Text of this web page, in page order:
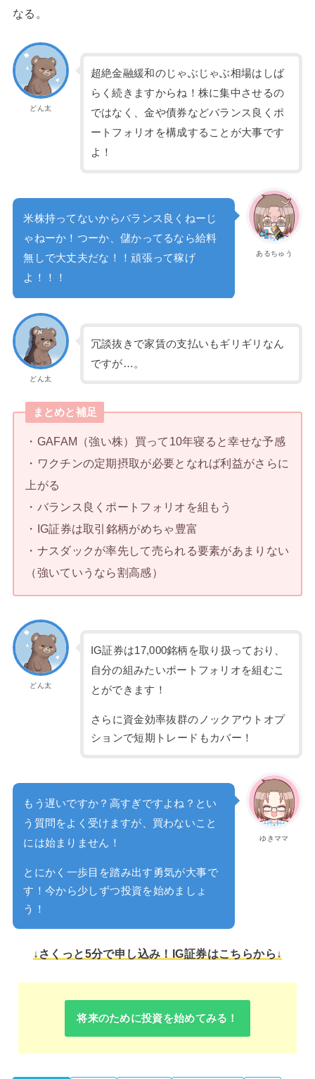
なる。
どん太
超絶金融緩和のじゃぶじゃぶ相場はしば
らく続きますからね！株に集中させるの
ではなく、金や債券などバランス良くポ
ートフォリオを構成することが大事です
よ！
あるちゅう
米株持ってないからバランス良くねーじ
ゃねーか！つーか、儲かってるなら給料
無しで大丈夫だな！！頑張って稼げ
よ！！！
どん太
冗談抜きで家賃の支払いもギリギリなん
ですが…。
まとめと補足
・GAFAM（強い株）買って10年寝ると幸せな予感
・ワクチンの定期摂取が必要となれば利益がさらに
上がる
・バランス良くポートフォリオを組もう
・IG証券は取引銘柄がめちゃ豊富
・ナスダックが率先して売られる要素があまりない
（強いていうなら割高感）
どん太
IG証券は17,000銘柄を取り扱っており、
自分の組みたいポートフォリオを組むこ
とができます！
さらに資金効率抜群のノックアウトオプ
ションで短期トレードもカバー！
ゆきママ
もう遅いですか？高すぎですよね？とい
う質問をよく受けますが、買わないこと
には始まりません！
とにかく一歩目を踏み出す勇気が大事で
す！今から少しずつ投資を始めましょ
う！
↓さくっと5分で申し込み！IG証券はこちらから↓
将来のために投資を始めてみる！